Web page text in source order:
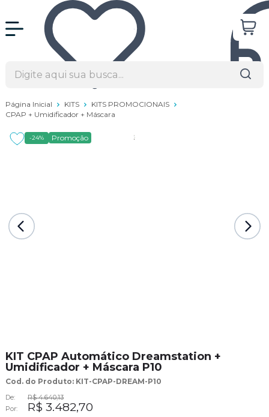
Página Inicial KITS
KITS PROMOCIONAIS
CPAP + Umidificador + Máscara
-24% Promoção
KIT CPAP Automático Dreamstation +
Umidificador + Máscara P10
Cod. do Produto: KIT-CPAP-DREAM-P10
De:
R$ 4.640,13
Por:
R$ 3.482,70